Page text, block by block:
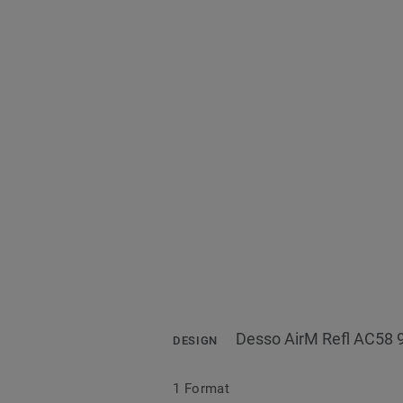
DESIGN Desso AirM Refl AC58
1 Format